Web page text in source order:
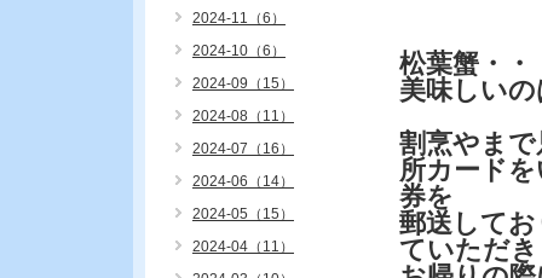
松葉蟹・
美味しい
割烹やま
所カード
券を
郵送して
ていただ
2024-11（6）
2024-10（6）
2024-09（15）
2024-08（11）
2024-07（16）
2024-06（14）
2024-05（15）
2024-04（11）